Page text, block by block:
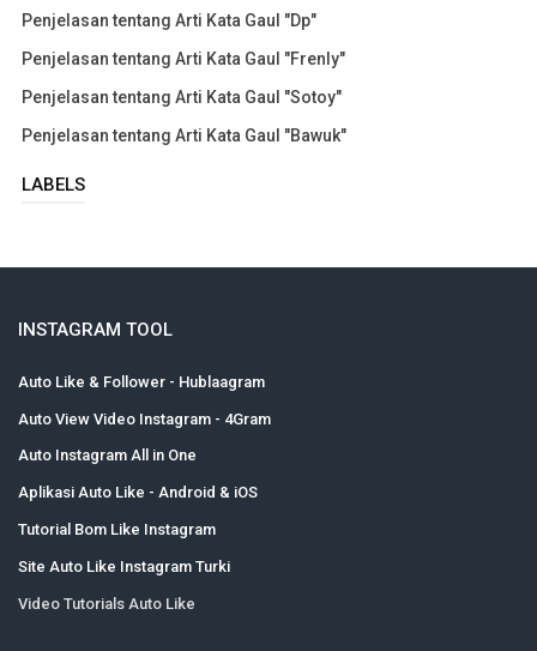
Penjelasan tentang Arti Kata Gaul "Dp"
Penjelasan tentang Arti Kata Gaul "Frenly"
Penjelasan tentang Arti Kata Gaul "Sotoy"
Penjelasan tentang Arti Kata Gaul "Bawuk"
LABELS
INSTAGRAM TOOL
Auto Like & Follower - Hublaagram
Auto View Video Instagram - 4Gram
Auto Instagram All in One
Aplikasi Auto Like - Android & iOS
Tutorial Bom Like Instagram
Site Auto Like Instagram Turki
Video Tutorials Auto Like